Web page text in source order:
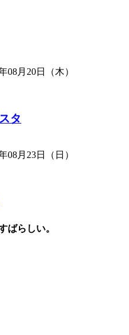
08月20日（木）
タ
08月23日（日）
ばらしい。